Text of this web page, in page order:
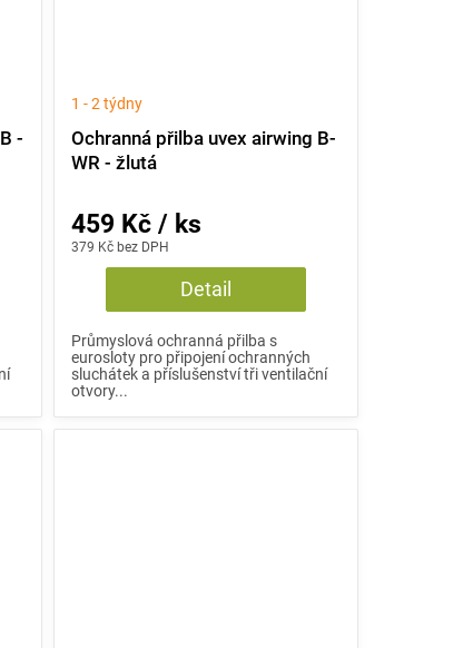
-
Ochranná přilba uvex airwing B-
WR - žlutá
1 - 2 týdny
379 Kč bez DPH
459 Kč / ks
Detail
Průmyslová ochranná přilba s
eurosloty pro připojení ochranných
sluchátek a příslušenství tři ventilační
otvory...